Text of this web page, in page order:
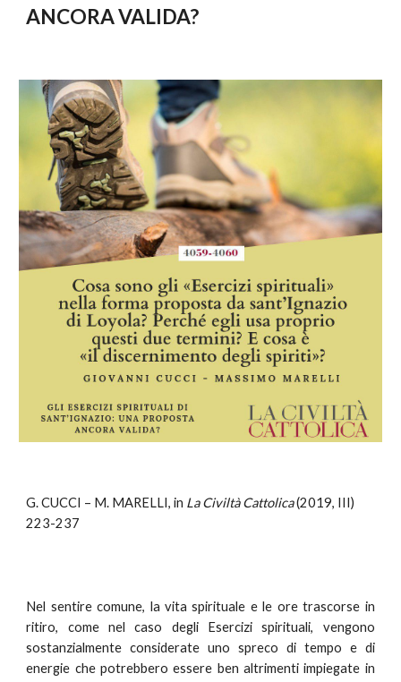
ANCORA VALIDA?
G. CUCCI – M. MARELLI, in La Civiltà Cattolica(2019, III)
223-237
Nel sentire comune, la vita spirituale e le ore trascorse in
ritiro, come nel caso degli Esercizi spirituali, vengono
sostanzialmente considerate uno spreco di tempo e di
energie che potrebbero essere ben altrimenti impiegate in